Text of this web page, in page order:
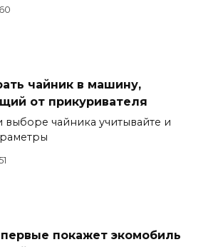
чайник в машину,
от прикуривателя
выборе чайника учитывайте и
покажет экомобиль